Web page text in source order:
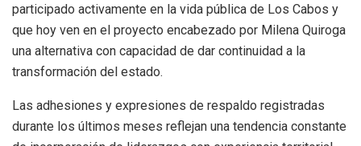
participado activamente en la vida pública de Los Cabos y
que hoy ven en el proyecto encabezado por Milena Quiroga
una alternativa con capacidad de dar continuidad a la
transformación del estado.
Las adhesiones y expresiones de respaldo registradas
durante los últimos meses reflejan una tendencia constante